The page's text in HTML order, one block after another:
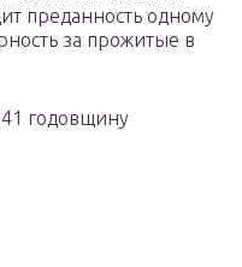
преданность одному
за прожитые в
41 годовщину